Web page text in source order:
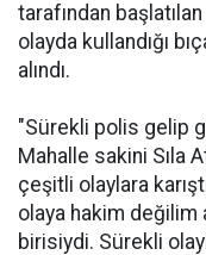
tarafından
olayda kullandığı
alındı.
"Sürekli polis gelip
Mahalle sakini Sıla
çeşitli olaylara
olaya hakim değilim
birisiydi. Sürekli